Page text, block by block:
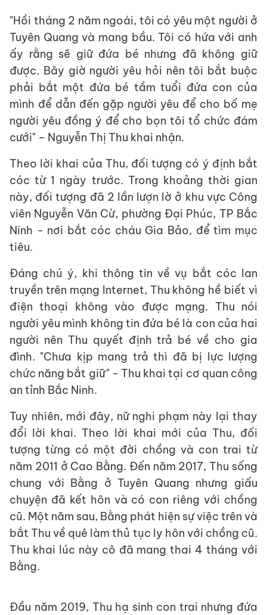
"Hồi tháng 2 năm ngoái, tôi có yêu một người ở
Tuyên Quang và mang bầu. Tôi có hứa với anh
ấy rằng sẽ giữ đứa bé nhưng đã không giữ
được. Bây giờ người yêu hỏi nên tôi bắt buộc
phải bắt một đứa bé tầm tuổi đứa con của
mình để dẫn đến gặp người yêu để cho bố mẹ
người yêu đồng ý để cho bọn tôi tổ chức đám
cưới" – Nguyễn Thị Thu khai nhận.
Theo lời khai của Thu, đối tượng có ý định bắt
cóc từ 1 ngày trước. Trong khoảng thời gian
này, đối tượng đã 2 lần lượn lờ ở khu vực Công
viên Nguyễn Văn Cừ, phường Đại Phúc, TP Bắc
Ninh - nơi bắt cóc cháu Gia Bảo, để tìm mục
tiêu.
Đáng chú ý, khi thông tin về vụ bắt cóc lan
truyền trên mạng Internet, Thu không hề biết vì
điện thoại không vào được mạng. Thu nói
người yêu mình không tin đứa bé là con của hai
người nên Thu quyết định trả bé về cho gia
đình. "Chưa kịp mang trả thì đã bị lực lượng
chức năng bắt giữ" - Thu khai tại cơ quan công
an tỉnh Bắc Ninh.
Tuy nhiên, mới đây, nữ nghi phạm này lại thay
đổi lời khai. Theo lời khai mới của Thu, đối
tượng từng có một đời chồng và con trai từ
năm 2011 ở Cao Bằng. Đến năm 2017, Thu sống
chung với Bằng ở Tuyên Quang nhưng giấu
chuyện đã kết hôn và có con riêng với chồng
cũ. Một năm sau, Bằng phát hiện sự việc trên và
bắt Thu về quê làm thủ tục ly hôn với chồng cũ.
Thu khai lúc này cô đã mang thai 4 tháng với
Bằng.
Đầu năm 2019, Thu hạ sinh con trai nhưng đứa